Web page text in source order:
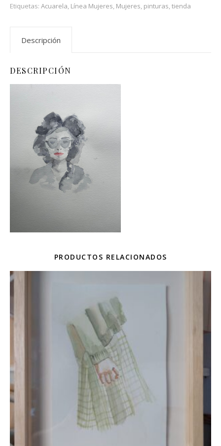
Etiquetas: Acuarela, Línea Mujeres, Mujeres, pinturas,tienda
Descripción
DESCRIPCIÓN
PRODUCTOS RELACIONADOS